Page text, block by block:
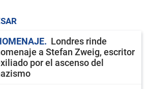
Londres rinde
a Stefan Zweig, escritor
por el ascenso del